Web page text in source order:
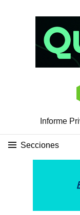
Informe
Secciones